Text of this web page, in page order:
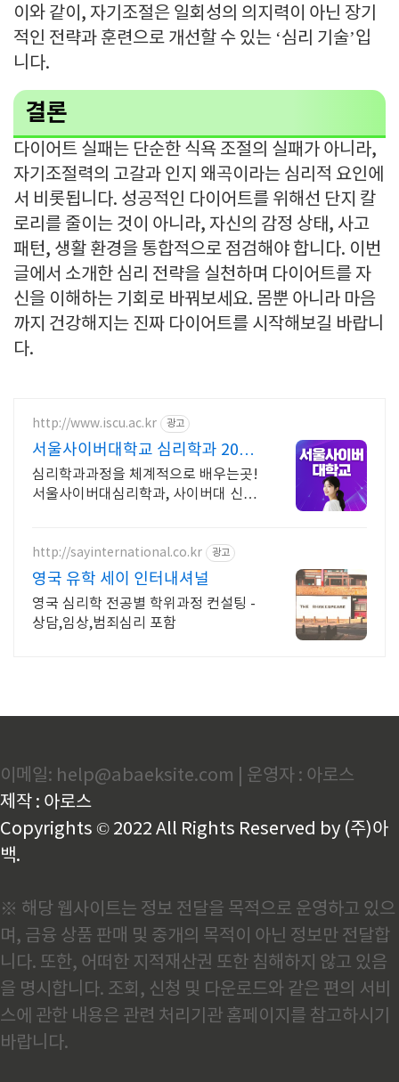
이와 같이, 자기조절은 일회성의 의지력이 아닌 장기
적인 전략과 훈련으로 개선할 수 있는 ‘심리 기술’입
니다.
결론
다이어트 실패는 단순한 식욕 조절의 실패가 아니라,
자기조절력의 고갈과 인지 왜곡이라는 심리적 요인에
서 비롯됩니다. 성공적인 다이어트를 위해선 단지 칼
로리를 줄이는 것이 아니라, 자신의 감정 상태, 사고
패턴, 생활 환경을 통합적으로 점검해야 합니다. 이번
글에서 소개한 심리 전략을 실천하며 다이어트를 자
신을 이해하는 기회로 바꿔보세요. 몸뿐 아니라 마음
까지 건강해지는 진짜 다이어트를 시작해보길 바랍니
다.
http://www.iscu.ac.kr 광고
서울사이버대학교 심리학과 2026
가을학기 신편입생
심리학과과정을 체계적으로 배우는곳!
서울사이버대심리학과, 사이버대 신입
http://sayinternational.co.kr 광고
영국 유학 세이 인터내셔널
영국 심리학 전공별 학위과정 컨설팅 -
상담,임상,범죄심리 포함
이메일: help@abaeksite.com | 운영자 : 아로스
제작 : 아로스
Copyrights © 2022 All Rights Reserved by (주)아
백.
※ 해당 웹사이트는 정보 전달을 목적으로 운영하고 있으
며, 금융 상품 판매 및 중개의 목적이 아닌 정보만 전달합
니다. 또한, 어떠한 지적재산권 또한 침해하지 않고 있음
을 명시합니다. 조회, 신청 및 다운로드와 같은 편의 서비
스에 관한 내용은 관련 처리기관 홈페이지를 참고하시기
바랍니다.